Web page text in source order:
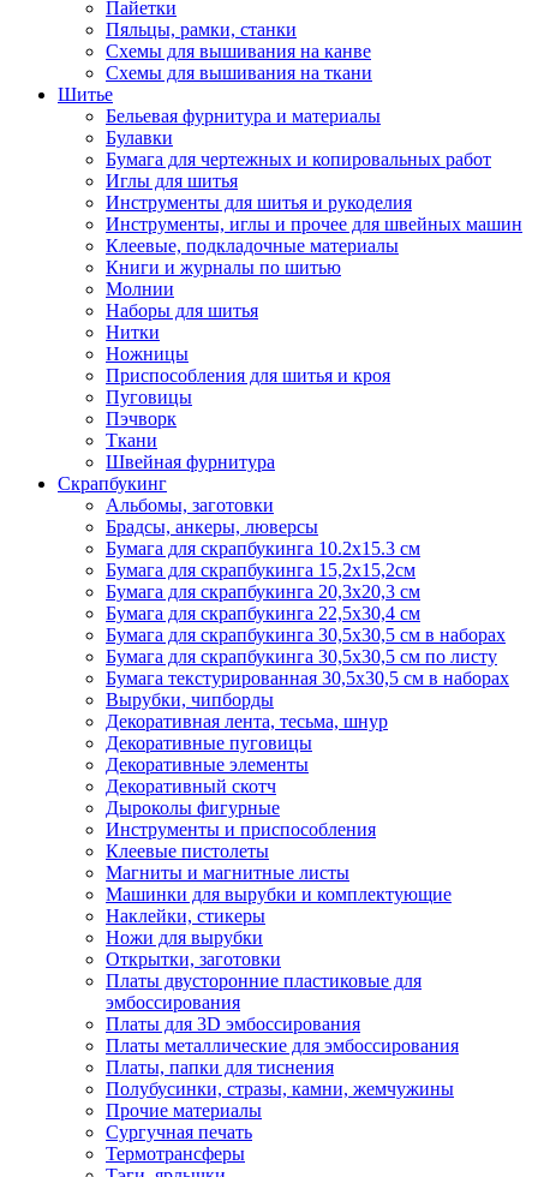
Пайетки
Пяльцы, рамки, станки
Схемы для вышивания на канве
Схемы для вышивания на ткани
Шитье
Бельевая фурнитура и материалы
Булавки
Бумага для чертежных и копировальных работ
Иглы для шитья
Инструменты для шитья и рукоделия
Инструменты, иглы и прочее для швейных машин
Клеевые, подкладочные материалы
Книги и журналы по шитью
Молнии
Наборы для шитья
Нитки
Ножницы
Приспособления для шитья и кроя
Пуговицы
Пэчворк
Ткани
Швейная фурнитура
Скрапбукинг
Альбомы, заготовки
Брадсы, анкеры, люверсы
Бумага для скрапбукинга 10.2х15.3 см
Бумага для скрапбукинга 15,2х15,2см
Бумага для скрапбукинга 20,3х20,3 см
Бумага для скрапбукинга 22,5х30,4 см
Бумага для скрапбукинга 30,5х30,5 см в наборах
Бумага для скрапбукинга 30,5х30,5 см по листу
Бумага текстурированная 30,5х30,5 см в наборах
Вырубки, чипборды
Декоративная лента, тесьма, шнур
Декоративные пуговицы
Декоративные элементы
Декоративный скотч
Дыроколы фигурные
Инструменты и приспособления
Клеевые пистолеты
Магниты и магнитные листы
Машинки для вырубки и комплектующие
Наклейки, стикеры
Ножи для вырубки
Открытки, заготовки
Платы двусторонние пластиковые для
эмбоссирования
Платы для 3D эмбоссирования
Платы металлические для эмбоссирования
Платы, папки для тиснения
Полубусинки, стразы, камни, жемчужины
Прочие материалы
Сургучная печать
Термотрансферы